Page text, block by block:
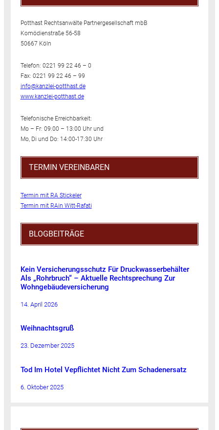
Potthast Rechtsanwälte Partnergesellschaft mbB
Komödienstraße 56-58
50667 Köln
Telefon: 0221 99 22 46 – 0
Fax: 0221 99 22 46 – 99
info@kanzlei-potthast.de
www.kanzlei-potthast.de
Telefonische Erreichbarkeit:
Mo – Fr: 09:00 – 13:00 Uhr und
Mo, Di und Do: 14:00-17:30 Uhr
TERMIN VEREINBAREN
Termin mit RA Stickeler
Termin mit RAin Witt-Rafati
BLOGBEITRÄGE
Kein Versicherungsschutz Für Druckwasserbehälter
Als „Rohrbruch“ – Aktuelle Rechtsprechung Zur
Wohngebäudeversicherung
14. April 2026
Weihnachtsgruß
23. Dezember 2025
Tod Im Hotel Vepflichtet Nicht Zum Schadenersatz
6. Oktober 2025